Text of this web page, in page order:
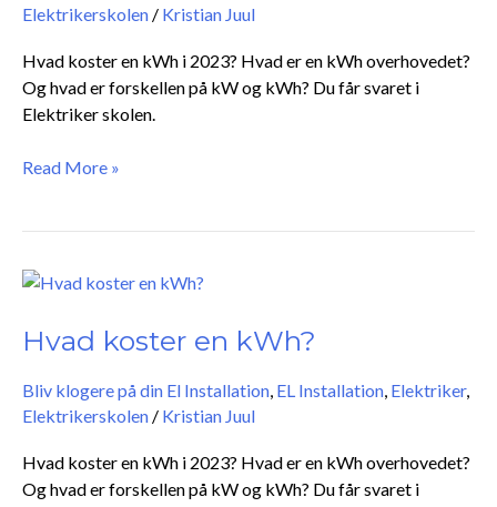
Elektrikerskolen / Kristian Juul
Hvad koster en kWh i 2023? Hvad er en kWh overhovedet?
Og hvad er forskellen på kW og kWh? Du får svaret i
Elektriker skolen.
Read More »
Hvad koster en kWh?
Bliv klogere på din El Installation, EL Installation, Elektriker,
Elektrikerskolen / Kristian Juul
Hvad koster en kWh i 2023? Hvad er en kWh overhovedet?
Og hvad er forskellen på kW og kWh? Du får svaret i
Hvad
en